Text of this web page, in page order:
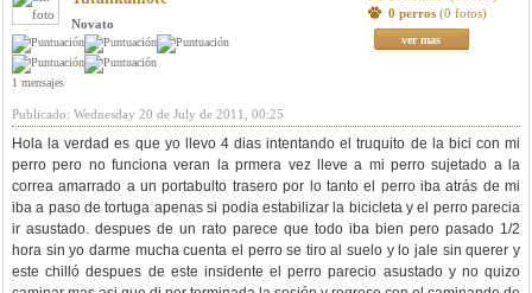
Novato
1 mensajes
0 perros (0 fotos)
ver mas
Publicado: Wednesday 20 de July de 2011, 00:25
Hola la verdad es que yo llevo 4 dias intentando el truquito de la bici con mi
perro pero no funciona veran la prmera vez lleve a mi perro sujetado a la
correa amarrado a un portabulto trasero por lo tanto el perro iba atrás de mi
iba a paso de tortuga apenas si podia estabilizar la bicicleta y el perro parecia
ir asustado. despues de un rato parece que todo iba bien pero pasado 1/2
hora sin yo darme mucha cuenta el perro se tiro al suelo y lo jale sin querer y
este chilló despues de este insidente el perro parecio asustado y no quizo